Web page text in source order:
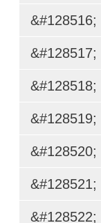
&#128516;
&#128517;
&#128518;
&#128519;
&#128520;
&#128521;
&#128522;